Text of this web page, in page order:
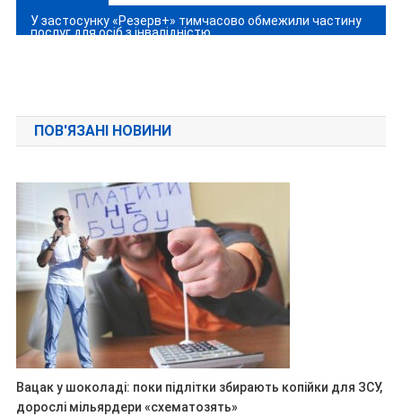
записів
У застосунку «Резерв+» тимчасово обмежили частину
послуг для осіб з інвалідністю
ПОВ'ЯЗАНІ НОВИНИ
Вацак у шоколаді: поки підлітки збирають копійки для ЗСУ,
дорослі мільярдери «схематозять»